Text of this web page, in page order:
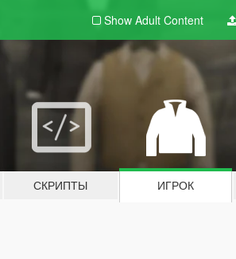
Show Adult Content
СКРИПТЫ ИГРОК